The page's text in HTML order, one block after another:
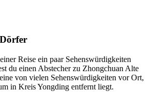
Reise ein paar Sehenswürdigkeiten
du einen Abstecher zu Zhongchuan Alte
von vielen Sehenswürdigkeiten vor Ort,
in Kreis Yongding entfernt liegt.